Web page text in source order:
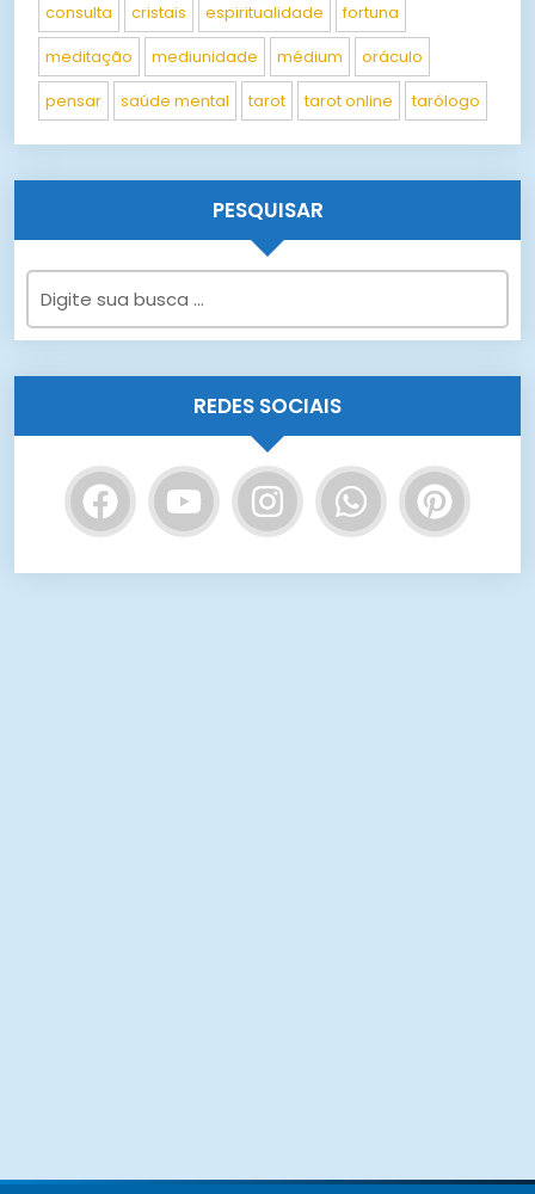
consulta cristais espiritualidade fortuna
meditação mediunidade médium oráculo
pensar saúde mental tarot tarot online tarólogo
PESQUISAR
REDES SOCIAIS